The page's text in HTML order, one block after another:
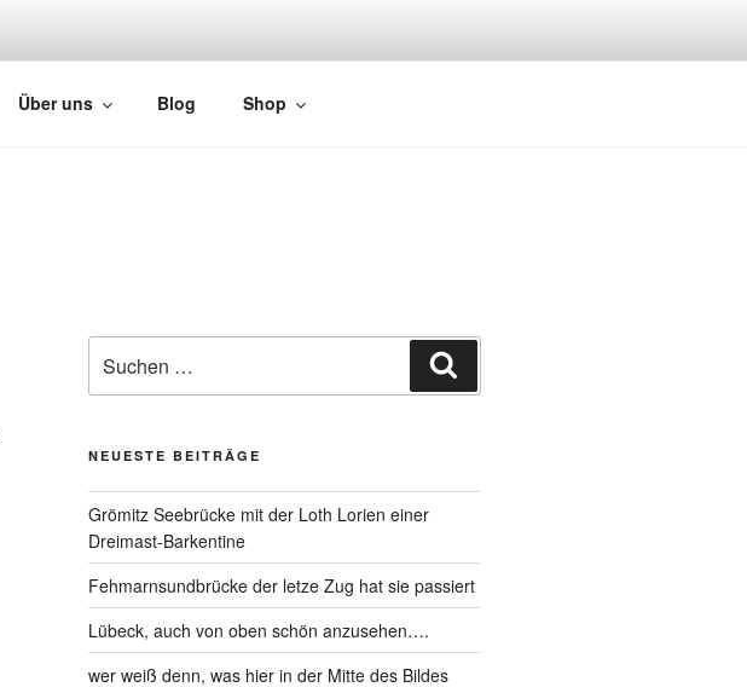
Über uns Blog Shop
NEUESTE BEITRÄGE
Grömitz Seebrücke mit der Loth Lorien einer
Dreimast-Barkentine
Fehmarnsundbrücke der letze Zug hat sie passiert
Lübeck, auch von oben schön anzusehen….
wer weiß denn, was hier in der Mitte des Bildes